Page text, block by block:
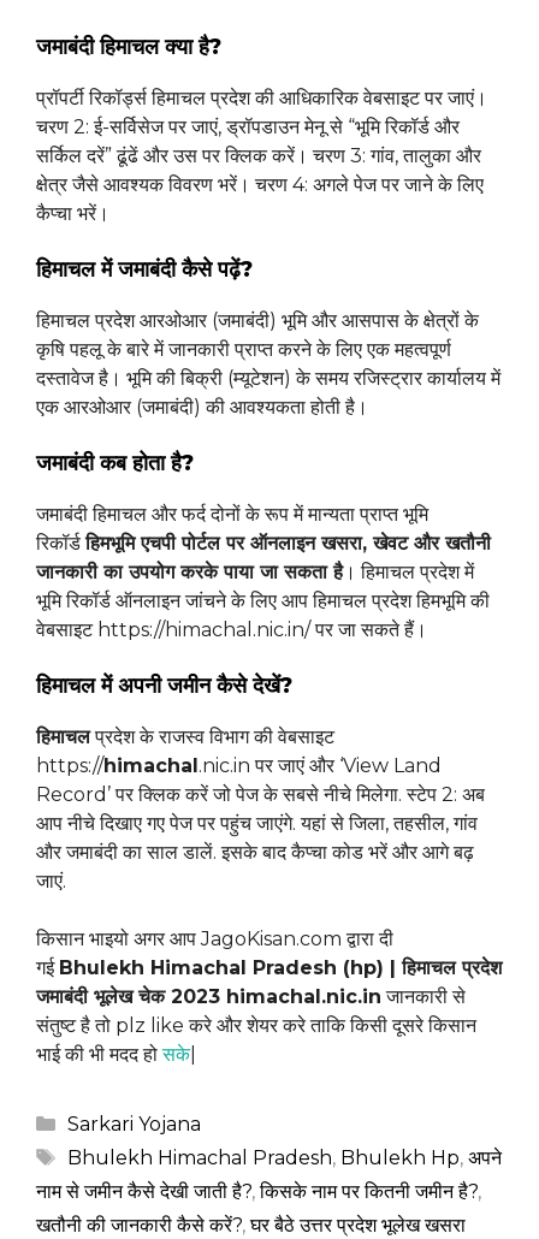
जमाबंदी हिमाचल क्या है?
प्रॉपर्टी रिकॉर्ड्स हिमाचल प्रदेश की आधिकारिक वेबसाइट पर जाएं।
चरण 2: ई-सर्विसेज पर जाएं, ड्रॉपडाउन मेनू से “भूमि रिकॉर्ड और
सर्किल दरें” ढूंढें और उस पर क्लिक करें। चरण 3: गांव, तालुका और
क्षेत्र जैसे आवश्यक विवरण भरें। चरण 4: अगले पेज पर जाने के लिए
कैप्चा भरें।
हिमाचल में जमाबंदी कैसे पढ़ें?
हिमाचल प्रदेश आरओआर (जमाबंदी) भूमि और आसपास के क्षेत्रों के
कृषि पहलू के बारे में जानकारी प्राप्त करने के लिए एक महत्वपूर्ण
दस्तावेज है। भूमि की बिक्री (म्यूटेशन) के समय रजिस्ट्रार कार्यालय में
एक आरओआर (जमाबंदी) की आवश्यकता होती है।
जमाबंदी कब होता है?
जमाबंदी हिमाचल और फर्द दोनों के रूप में मान्यता प्राप्त भूमि
रिकॉर्डहिमभूमि एचपी पोर्टल पर ऑनलाइन खसरा, खेवट और खतौनी
जानकारी का उपयोग करके पाया जा सकता है। हिमाचल प्रदेश में
भूमि रिकॉर्ड ऑनलाइन जांचने के लिए आप हिमाचल प्रदेश हिमभूमि की
वेबसाइट https://himachal.nic.in/ पर जा सकते हैं।
हिमाचल में अपनी जमीन कैसे देखें?
हिमाचलप्रदेश के राजस्व विभाग की वेबसाइट
https://himachal .nic.in पर जाएं और ‘View Land
Record’ पर क्लिक करें जो पेज के सबसे नीचे मिलेगा. स्टेप 2: अब
आप नीचे दिखाए गए पेज पर पहुंच जाएंगे. यहां से जिला, तहसील, गांव
और जमाबंदी का साल डालें. इसके बाद कैप्चा कोड भरें और आगे बढ़
जाएं.
किसान भाइयो अगर आप JagoKisan.com द्वारा दी
गई Bhulekh Himachal Pradesh (hp) | हिमाचल प्रदेश
जमाबंदी भूलेख चेक 2023 himachal.nic.in जानकारी से
संतुष्ट है तो plz like करे और शेयर करे ताकि किसी दूसरे किसान
भाई की भी मदद होसके|
Categories
Sarkari Yojana
Tags
Bhulekh Himachal Pradesh, Bhulekh Hp, अपने
नाम से जमीन कैसे देखी जाती है?,किसके नाम पर कितनी जमीन है?,
खतौनी की जानकारी कैसे करें?,घर बैठे उत्तर प्रदेश भूलेख खसरा